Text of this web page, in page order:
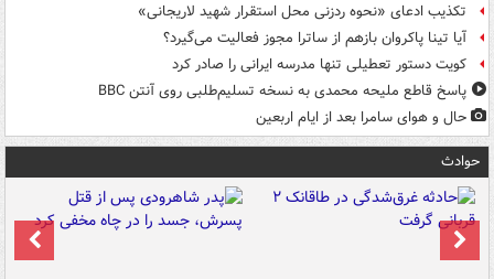
تکذیب ادعای «نحوه ردزنی محل استقرار شهید لاریجانی»
آیا تینا پاکروان بازهم از ساترا مجوز فعالیت می‌گیرد؟
کویت دستور تعطیلی تنها مدرسه ایرانی را صادر کرد
پاسخ قاطع ملیحه محمدی به نسخه تسلیم‌طلبی روی آنتن BBC
حال و هوای سامرا بعد از ایام اربعین
حوادث